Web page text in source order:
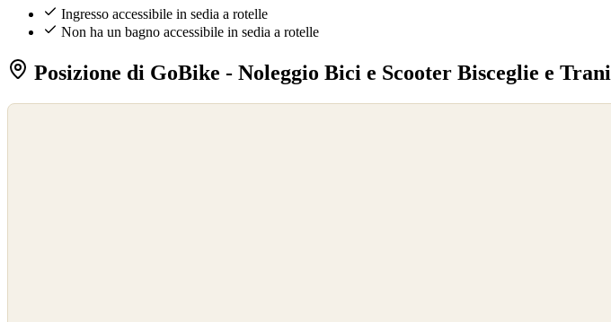
Ingresso accessibile in sedia a rotelle
Non ha un bagno accessibile in sedia a rotelle
Posizione di GoBike - Noleggio Bici e Scooter Bisceglie e Trani